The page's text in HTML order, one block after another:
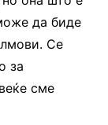
да биде
Се
за
сме